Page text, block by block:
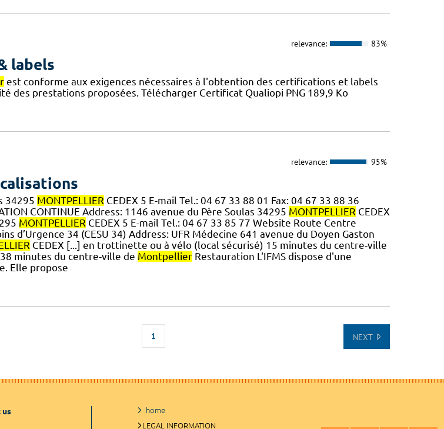
relevance: 83%
labels
est conforme aux exigences nécessaires à l'obtention des certifications et labels
des prestations proposées. Télécharger Certificat Qualiopi PNG 189,9 Ko
relevance: 95%
34295 MONTPELLIER CEDEX 5 E-mail Tel.: 04 67 33 88 01 Fax: 04 67 33 88 36
CONTINUE Address: 1146 avenue du Père Soulas 34295 MONTPELLIER CEDEX
MONTPELLIER CEDEX 5 E-mail Tel.: 04 67 33 85 77 Website Route Centre
d’Urgence 34 (CESU 34) Address: UFR Médecine 641 avenue du Doyen Gaston
CEDEX [...] en trottinette ou à vélo (local sécurisé) 15 minutes du centre-ville
minutes du centre-ville de MontpellierRestauration L'IFMS dispose d'une
Elle propose
1 NEXT
us
home
LEGAL INFORMATION